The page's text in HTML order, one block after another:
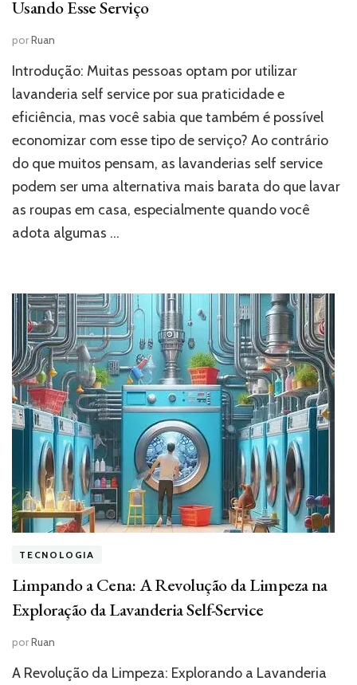
Usando Esse Serviço
porRuan
Introdução: Muitas pessoas optam por utilizar
lavanderia self service por sua praticidade e
eficiência, mas você sabia que também é possível
economizar com esse tipo de serviço? Ao contrário
do que muitos pensam, as lavanderias self service
podem ser uma alternativa mais barata do que lavar
as roupas em casa, especialmente quando você
adota algumas …
TECNOLOGIA
Limpando a Cena: A Revolução da Limpeza na
Exploração da Lavanderia Self-Service
porRuan
A Revolução da Limpeza: Explorando a Lavanderia